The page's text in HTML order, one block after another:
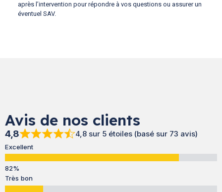
après l’intervention pour répondre à vos questions ou assurer un
éventuel SAV.
Avis de nos clients
4,8 4,8 sur 5 étoiles (basé sur 73 avis)
Excellent
Très bon